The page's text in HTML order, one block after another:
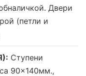
Двери
(петли и
Ступени
90×140мм.,